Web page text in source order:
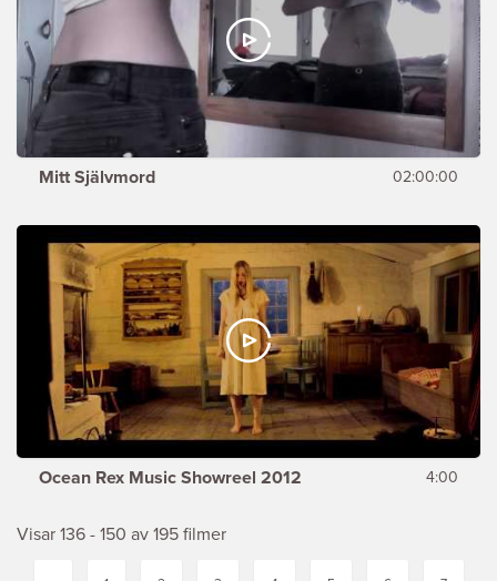
Mitt Självmord 02:00:00
Ocean Rex Music Showreel 2012 4:00
Visar 136 - 150 av 195 filmer